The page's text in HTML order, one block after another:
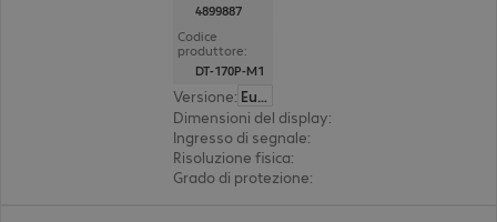
4899887
Codice
produttore:
DT-170P-M1
Versione:
Europa
Dimensioni del display:
Ingresso di segnale:
Risoluzione fisica:
Grado di protezione: